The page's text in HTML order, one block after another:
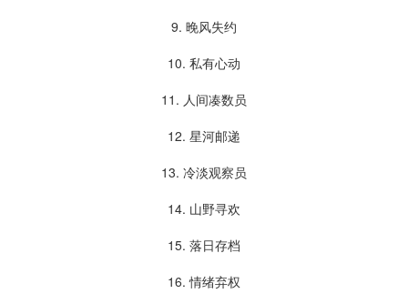
9. 晚风失约
10. 私有心动
11. 人间凑数员
12. 星河邮递
13. 冷淡观察员
14. 山野寻欢
15. 落日存档
16. 情绪弃权